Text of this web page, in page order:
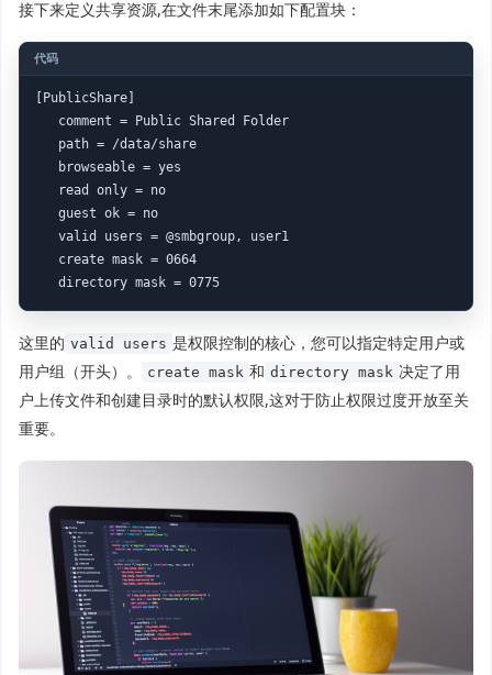
接下来定义共享资源,在文件末尾添加如下配置块：
[PublicShare]
   comment = Public Shared Folder
   path = /data/share
   browseable = yes
   read only = no
   guest ok = no
   valid users = @smbgroup, user1
   create mask = 0664
   directory mask = 0775
这里的 valid users 是权限控制的核心，您可以指定特定用户或
用户组（开头）。
create mask 和 directory mask 决定了用
户上传文件和创建目录时的默认权限,这对于防止权限过度开放至关
重要。